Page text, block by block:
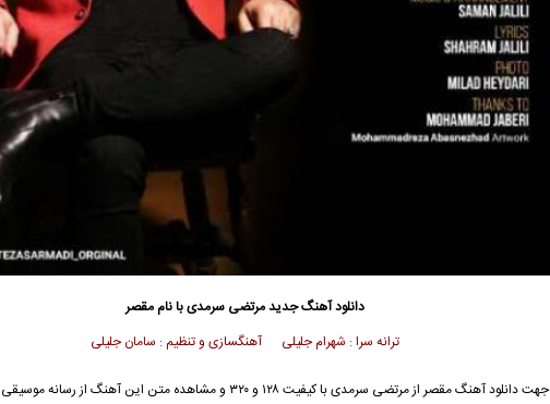
دانلود آهنگ جدیدمرتضی سرمدیبا نام مقصر
ترانه سرا : شهرام جلیلی آهنگسازی و تنظیم : سامان جلیلی
جهت دانلود آهنگ مقصر ازمرتضی سرمدی
با کیفیت ۱۲۸ و ۳۲۰ و مشاهده متن این آهنگ از رسانه